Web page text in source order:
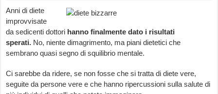
Anni di diete
improvvisate
da sedicenti dottori hanno finalmente dato i risultati
sperati. No, niente dimagrimento, ma piani dietetici che
sembrano quasi segno di squilibrio mentale.
Ci sarebbe da ridere, se non fosse che si tratta di diete vere,
seguite da persone vere e che hanno ripercussioni sulla salute di